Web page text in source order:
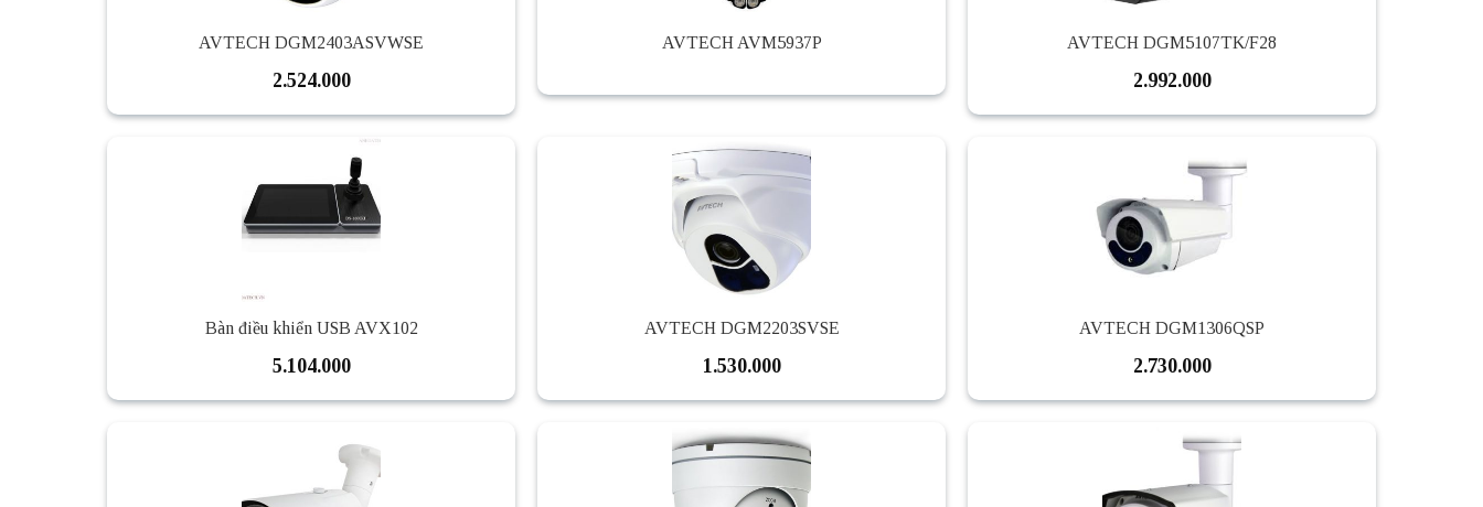
AVTECH DGM2403ASVWSE
2.524.000
AVTECH AVM5937P AVTECH DGM5107TK/F28
2.992.000
Bàn điều khiển USB AVX102
5.104.000
AVTECH DGM2203SVSE
1.530.000
AVTECH DGM1306QSP
2.730.000